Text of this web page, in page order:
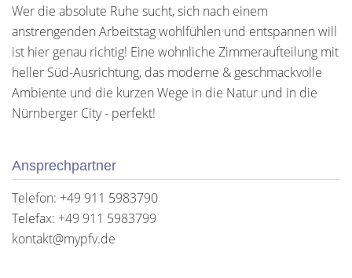
Wer die absolute Ruhe sucht, sich nach einem
anstrengenden Arbeitstag wohlfühlen und entspannen will
ist hier genau richtig! Eine wohnliche Zimmeraufteilung mit
heller Süd-Ausrichtung, das moderne & geschmackvolle
Ambiente und die kurzen Wege in die Natur und in die
Nürnberger City - perfekt!
Ansprechpartner
Telefon: +49 911 5983790
Telefax: +49 911 5983799
kontakt@mypfv.de